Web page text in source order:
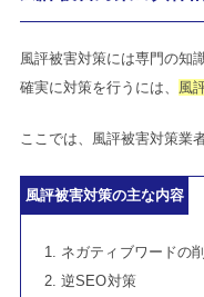
風評被害対策には専門の知
確実に対策を行うには、 風
ここでは、風評被害対策業
風評被害対策の主な内容
ネガティブワードの
逆SEO対策